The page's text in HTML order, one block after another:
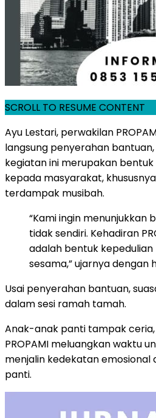
SCROLL TO RESUME CONTENT
Ayu Lestari, perwakilan
langsung penyerahan
kegiatan ini merupakan
kepada masyarakat,
terdampak musibah.
“Kami ingin menunjukkan
tidak sendiri. Kehadiran
adalah bentuk
sesama,” ujarnya dengan
Usai penyerahan bantuan,
dalam sesi ramah tamah.
Anak-anak panti tampak
PROPAMI meluangkan waktu
menjalin kedekatan emosional
panti.